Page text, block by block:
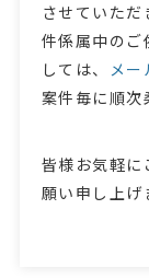
させていた
件係属中のご
しては、 メー
案件毎に順次
皆様お気軽に
願い申し上げ